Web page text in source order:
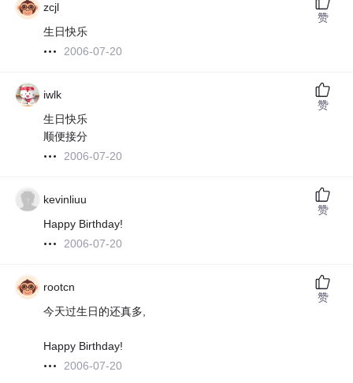
zcjl
生日快乐
2006-07-20
赞
iwlk
生日快乐
顺便接分
2006-07-20
赞
kevinliuu
Happy Birthday!
2006-07-20
赞
rootcn
今天过生日的还真多,
Happy Birthday!
2006-07-20
赞